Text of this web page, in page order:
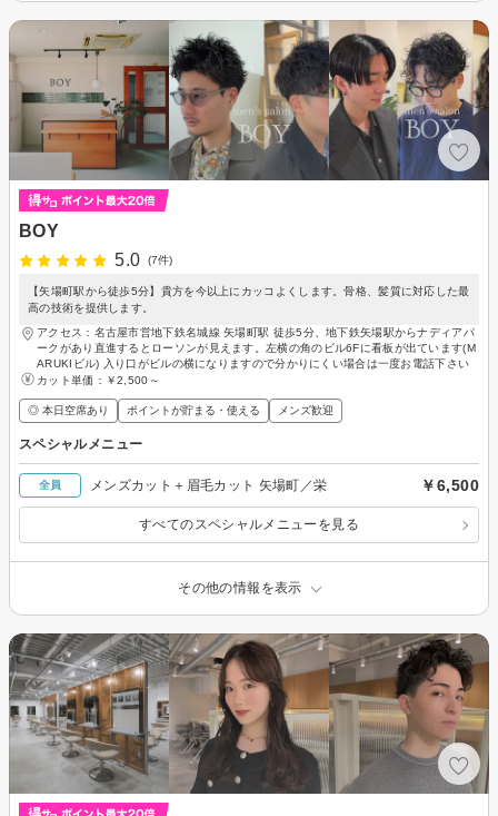
BOY
5.0
(7件)
【矢場町駅から徒歩5分】貴方を今以上にカッコよくします。骨格、髪質に対応した最
高の技術を提供します。
アクセス：名古屋市営地下鉄名城線 矢場町駅 徒歩5分、地下鉄矢場駅からナディアパ
ークがあり直進するとローソンが見えます。左横の角のビル6Fに看板が出ています(M
ARUKIビル) 入り口がビルの横になりますので分かりにくい場合は一度お電話下さい
カット単価： ￥2,500～
◎ 本日空席あり ポイントが貯まる・使える メンズ歓迎
スペシャルメニュー
全員 メンズカット＋眉毛カット 矢場町／栄 ￥6,500
すべてのスペシャルメニューを見る
その他の情報を表示